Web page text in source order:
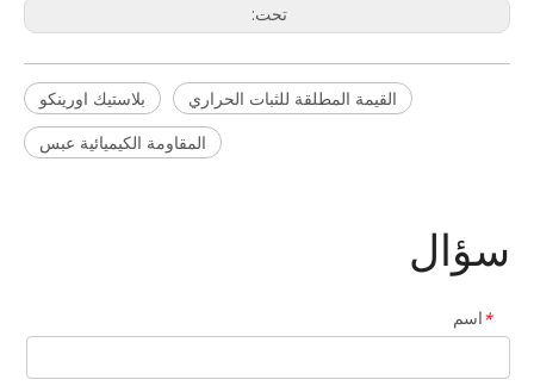
تحت:
بلاستيك اورينكو
القيمة المطلقة للثبات الحراري
المقاومة الكيميائية عبس
سؤال
*اسم